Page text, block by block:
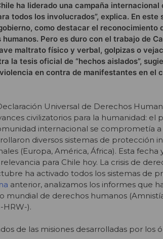
ha liderado una campaña internacional
todos los involucrados”, explica. En este
como destacar el reconocimiento
Pero es duro con el trabajo de
maltrato físico y verbal, golpizas o
la tesis oficial de “hechos aislados”,
en contra de manifestantes en el
Universal de Derechos
civilizatorios para la humanidad: el
internacional se comprometía a
diversos sistemas de protección
(Europa, América, África). Esta fecha
para Chile hoy. La crisis de
ha activado todos los sistemas de
anterior, analizamos los informes que
mundial de derechos humanos
HRW-).
de las misiones desarrolladas por los